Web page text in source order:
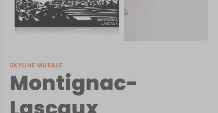
SKYLINE MURALE
Montignac-